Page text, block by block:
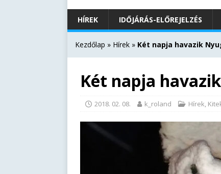
HÍREK IDŐJÁRÁS-ELŐREJELZÉS
Kezdőlap » Hírek » Két napja havazik
Két napja
2018. 02. 08. k_roland Hírek,